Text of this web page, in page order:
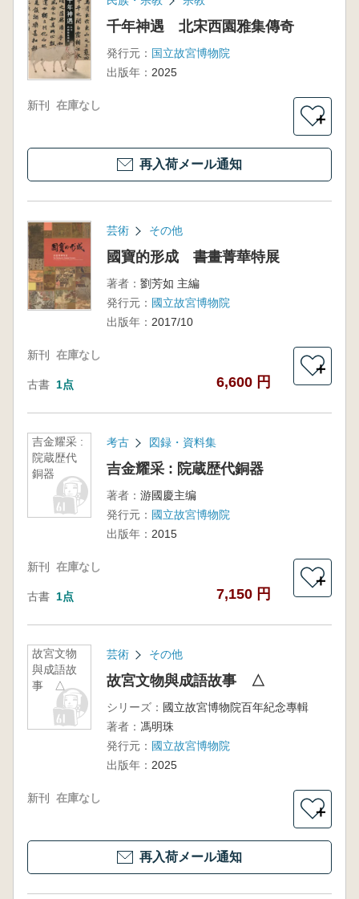
千年神遇 北宋西園雅集傳奇
発行元： 国立故宮博物院
出版年： 2025
新刊 在庫なし
＋
再入荷メール通知
芸術 その他
國寶的形成 書畫菁華特展
著者： 劉芳如 主編
発行元： 國立故宮博物院
出版年： 2017/10
新刊 在庫なし
古書 1点 6,600 円
＋
吉金耀采 :
院蔵歴代
銅器
考古 図録・資料集
吉金耀采 : 院蔵歴代銅器
著者： 游國慶主编
発行元： 國立故宮博物院
出版年： 2015
新刊 在庫なし
古書 1点 7,150 円
＋
故宮文物
與成語故
事 △
芸術 その他
故宮文物與成語故事 △
シリーズ： 國立故宮博物院百年紀念專輯
著者： 馮明珠
発行元： 國立故宮博物院
出版年： 2025
新刊 在庫なし
＋
再入荷メール通知